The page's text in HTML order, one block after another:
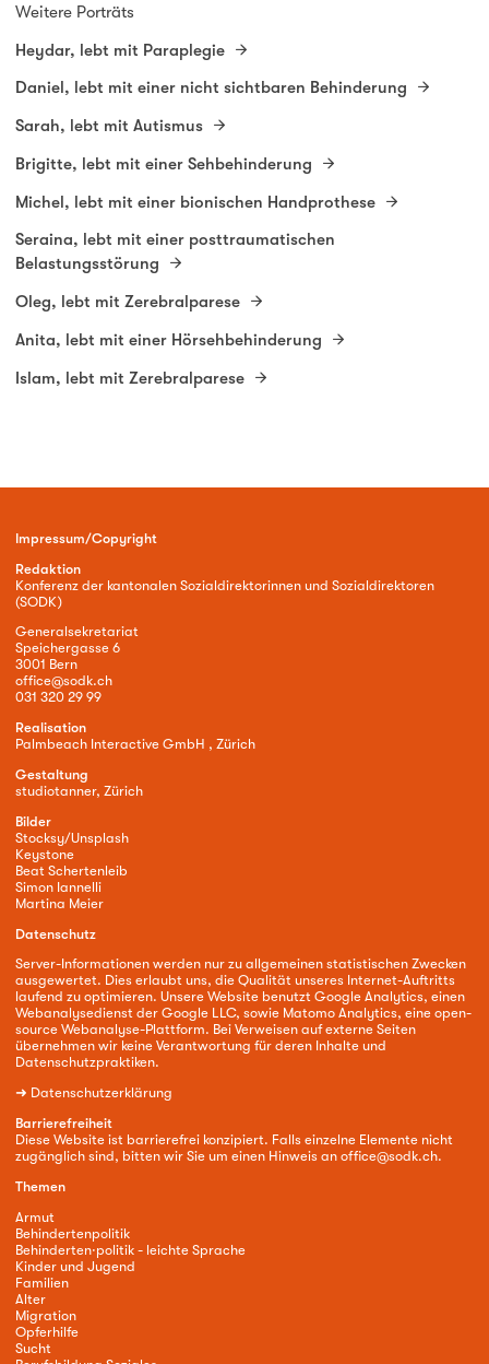
Weitere Porträts
Heydar, lebt mit Paraplegie
Daniel, lebt mit einer nicht sichtbaren Behinderung
Sarah, lebt mit Autismus
Brigitte, lebt mit einer Sehbehinderung
Michel, lebt mit einer bionischen Handprothese
Seraina, lebt mit einer posttraumatischen
Belastungsstörung
Oleg, lebt mit Zerebralparese
Anita, lebt mit einer Hörsehbehinderung
Islam, lebt mit Zerebralparese
Impressum/Copyright
Redaktion
Konferenz der kantonalen Sozialdirektorinnen und Sozialdirektoren
(SODK)
Generalsekretariat
Speichergasse 6
3001 Bern
office@sodk.ch
031 320 29 99
Realisation
Palmbeach Interactive GmbH , Zürich
Gestaltung
studiotanner, Zürich
Bilder
Stocksy/Unsplash
Keystone
Beat Schertenleib
Simon Iannelli
Martina Meier
Datenschutz
Server-Informationen werden nur zu allgemeinen statistischen Zwecken
ausgewertet. Dies erlaubt uns, die Qualität unseres Internet-Auftritts
laufend zu optimieren. Unsere Website benutzt Google Analytics, einen
Webanalysedienst der Google LLC, sowie Matomo Analytics, eine open-
source Webanalyse-Plattform. Bei Verweisen auf externe Seiten
übernehmen wir keine Verantwortung für deren Inhalte und
Datenschutzpraktiken.
➜ Datenschutzerklärung
Barrierefreiheit
Diese Website ist barrierefrei konzipiert. Falls einzelne Elemente nicht
zugänglich sind, bitten wir Sie um einen Hinweis an office@sodk.ch.
Themen
Armut
Behindertenpolitik
Behinderten·politik - leichte Sprache
Kinder und Jugend
Familien
Alter
Migration
Opferhilfe
Sucht